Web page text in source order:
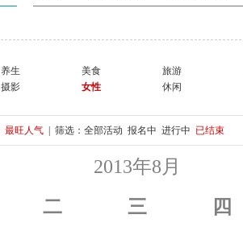
养生 美食 旅游
摄影 女性 休闲
最旺人气 | 筛选： 全部活动 报名中 进行中 已结束
2013年8月
二 三 四